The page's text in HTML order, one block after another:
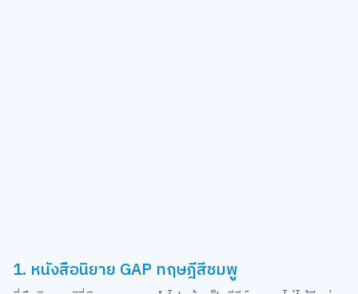
นี่คือนิยายยูริที่ฮิตมากจนถูกนำไปสร้างเป็นซีรีส์ เพราะไม่ได้มีแค่